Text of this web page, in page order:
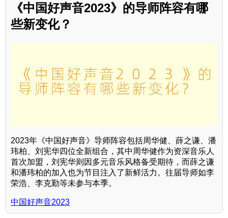
《中国好声音2023》的导师阵容有哪
些新变化？
2023年《中国好声音》导师阵容包括周华健、薛之谦、潘
玮柏、刘宪华四位全新组合，其中周华健作为资深音乐人
首次加盟，刘宪华则因多元音乐风格备受期待，而薛之谦
和潘玮柏的加入也为节目注入了新鲜活力。往届导师如李
荣浩、李克勤等未参与本季。
中国好声音2023